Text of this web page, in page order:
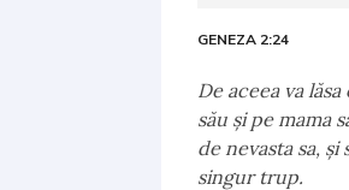
GENEZA 2:24
De aceea va
său şi pe mama
de nevasta sa, şi
singur trup.